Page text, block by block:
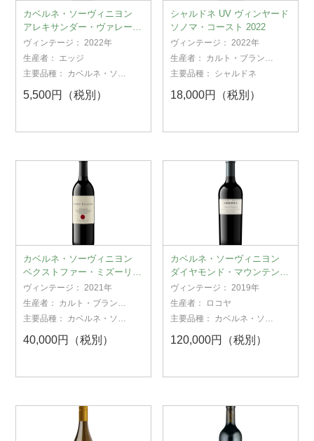
カベルネ・ソーヴィニヨン
アレキサンダー・ヴァレー
2022
ヴィンテージ：2022年
生産者： エッジ
主要品種： カベルネ・ソー
5,500円（税別）
シャルドネ UV ヴィンヤード
ソノマ・コースト 2022
ヴィンテージ：2022年
生産者： カルト・ブランシ
ュ
主要品種： シャルドネ
18,000円（税別）
カベルネ・ソーヴィニヨン
ベクストファー・ミズーリ・
ホッパー・ヴィンヤード
2021
ヴィンテージ：2021年
生産者： カルト・ブランシ
ュ
主要品種： カベルネ・ソー
40,000円（税別）
カベルネ・ソーヴィニヨン
ダイヤモンド・マウンテン
ナパ・ヴァレー 2019
ヴィンテージ：2019年
生産者：
ロコヤ
主要品種： カベルネ・ソー
120,000円（税別）